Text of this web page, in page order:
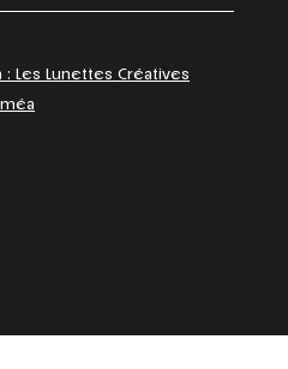
Les Lunettes Créatives